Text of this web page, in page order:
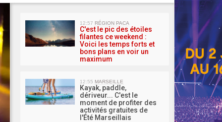
12:57 RÉGION PACA
C'est le pic des étoiles
filantes ce weekend :
Voici les temps forts et
bons plans en voir un
maximum
12:55 MARSEILLE
Kayak, paddle,
dériveur... C'est le
moment de profiter des
activités gratuites de
l'Été Marseillais